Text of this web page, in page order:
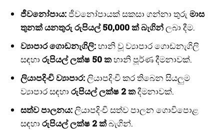
ජීවනෝපාය:ජීවනෝපායක් සකසා ගන්නා තුරු මාස
තුනක් යනතුරු රුපියල් 50,000 ක් බැගින්ලබා දීම.
ව්‍යාපාර ගොඩනැගිලි:හානි වූ ව්‍යාපාර ගොඩනැගිලි
සඳහා රුපියල් ලක්ෂ 50 කහානි පූර්ණ දීමනාවක්.
ලියාපදිංචි ව්‍යාපාර:ලියාපදිංචි කර තිබෙන සියලුම
ව්‍යාපාර සඳහා රුපියල් ලක්ෂ 2 කදීමනාවක්.
සත්ව පාලනය:ලියාපදිංචි සත්ව පාලන ගොවිපොළ
සඳහා රුපියල් ලක්ෂ 2 ක්බැගින්.